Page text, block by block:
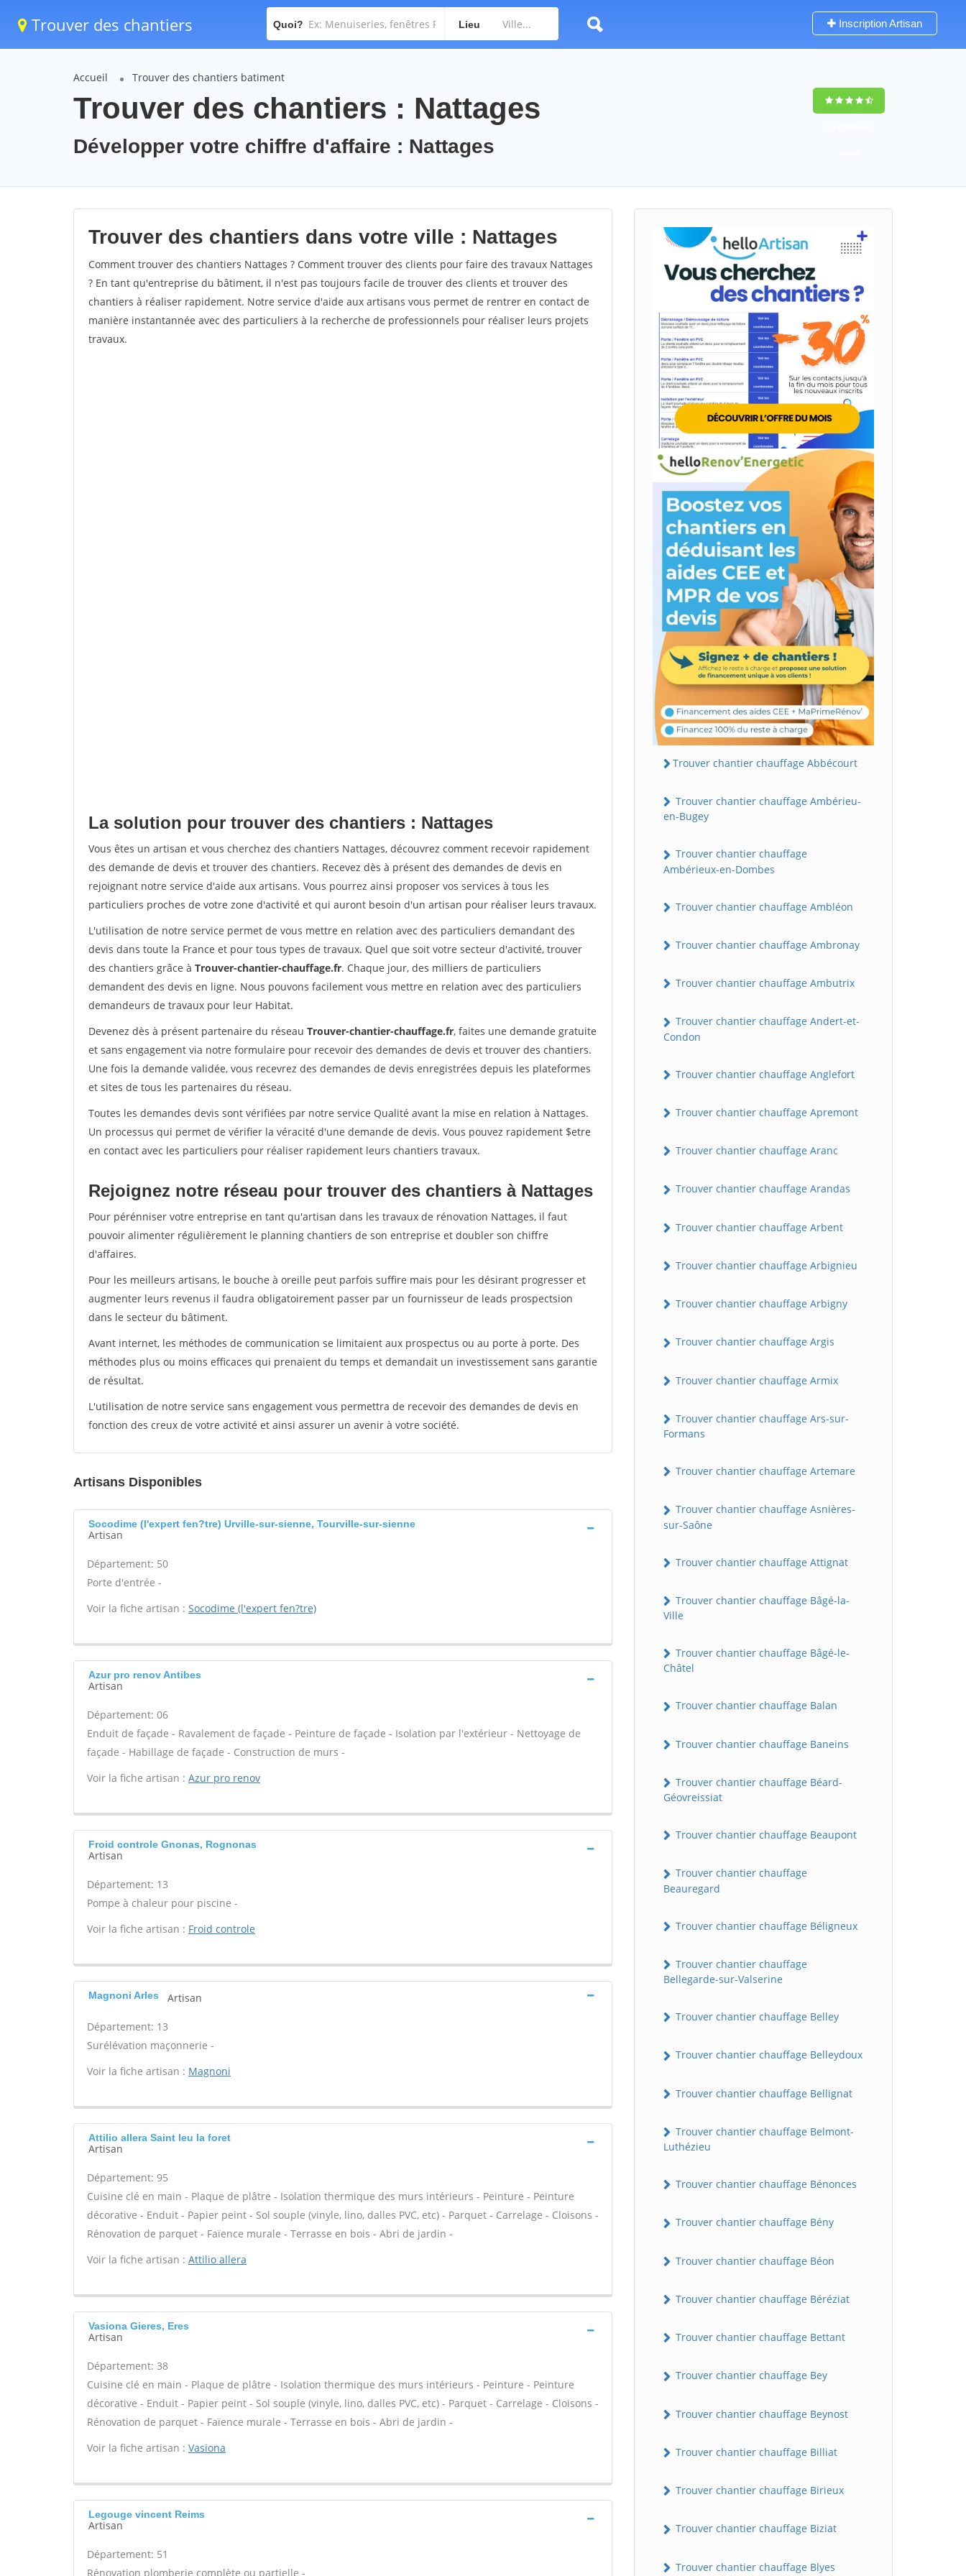
Trouver des chantiers Quoi? Lieu Inscription Artisan
Accueil Trouver des chantiers batiment
Trouver des chantiers : Nattages
Développer votre chiffre d'affaire : Nattages
Trouver des chantiers dans votre ville : Nattages
Comment trouver des chantiers Nattages ? Comment trouver des clients pour faire des travaux Nattages
? En tant qu'entreprise du bâtiment, il n'est pas toujours facile de trouver des clients et trouver des
chantiers à réaliser rapidement. Notre service d'aide aux artisans vous permet de rentrer en contact de
manière instantannée avec des particuliers à la recherche de professionnels pour réaliser leurs projets
travaux.
La solution pour trouver des chantiers : Nattages
Vous êtes un artisan et vous cherchez des chantiers Nattages, découvrez comment recevoir rapidement
des demande de devis et trouver des chantiers. Recevez dès à présent des demandes de devis en
rejoignant notre service d'aide aux artisans. Vous pourrez ainsi proposer vos services à tous les
particuliers proches de votre zone d'activité et qui auront besoin d'un artisan pour réaliser leurs travaux.
L'utilisation de notre service permet de vous mettre en relation avec des particuliers demandant des
devis dans toute la France et pour tous types de travaux. Quel que soit votre secteur d'activité, trouver
des chantiers grâce à Trouver-chantier-chauffage.fr. Chaque jour, des milliers de particuliers
demandent des devis en ligne. Nous pouvons facilement vous mettre en relation avec des particuliers
demandeurs de travaux pour leur Habitat.
Devenez dès à présent partenaire du réseau Trouver-chantier-chauffage.fr, faites une demande gratuite
et sans engagement via notre formulaire pour recevoir des demandes de devis et trouver des chantiers.
Une fois la demande validée, vous recevrez des demandes de devis enregistrées depuis les plateformes
et sites de tous les partenaires du réseau.
Toutes les demandes devis sont vérifiées par notre service Qualité avant la mise en relation à Nattages.
Un processus qui permet de vérifier la véracité d'une demande de devis. Vous pouvez rapidement $etre
en contact avec les particuliers pour réaliser rapidement leurs chantiers travaux.
Rejoignez notre réseau pour trouver des chantiers à Nattages
Pour pérénniser votre entreprise en tant qu'artisan dans les travaux de rénovation Nattages, il faut
pouvoir alimenter régulièrement le planning chantiers de son entreprise et doubler son chiffre
d'affaires.
Pour les meilleurs artisans, le bouche à oreille peut parfois suffire mais pour les désirant progresser et
augmenter leurs revenus il faudra obligatoirement passer par un fournisseur de leads prospectsion
dans le secteur du bâtiment.
Avant internet, les méthodes de communication se limitaient aux prospectus ou au porte à porte. Des
méthodes plus ou moins efficaces qui prenaient du temps et demandait un investissement sans garantie
de résultat.
L'utilisation de notre service sans engagement vous permettra de recevoir des demandes de devis en
fonction des creux de votre activité et ainsi assurer un avenir à votre société.
Artisans Disponibles
Socodime (l'expert fen?tre) Urville-sur-sienne, Tourville-sur-sienne
Artisan
Département: 50
Porte d'entrée -
Voir la fiche artisan : Socodime (l'expert fen?tre)
Azur pro renov Antibes
Artisan
Département: 06
Enduit de façade - Ravalement de façade - Peinture de façade - Isolation par l'extérieur - Nettoyage de
façade - Habillage de façade - Construction de murs -
Voir la fiche artisan : Azur pro renov
Froid controle Gnonas, Rognonas
Artisan
Département: 13
Pompe à chaleur pour piscine -
Voir la fiche artisan : Froid controle
Magnoni Arles Artisan
Département: 13
Surélévation maçonnerie -
Voir la fiche artisan : Magnoni
Attilio allera Saint leu la foret
Artisan
Département: 95
Cuisine clé en main - Plaque de plâtre - Isolation thermique des murs intérieurs - Peinture - Peinture
décorative - Enduit - Papier peint - Sol souple (vinyle, lino, dalles PVC, etc) - Parquet - Carrelage - Cloisons -
Rénovation de parquet - Faïence murale - Terrasse en bois - Abri de jardin -
Voir la fiche artisan : Attilio allera
Vasiona Gieres, Eres
Artisan
Département: 38
Cuisine clé en main - Plaque de plâtre - Isolation thermique des murs intérieurs - Peinture - Peinture
décorative - Enduit - Papier peint - Sol souple (vinyle, lino, dalles PVC, etc) - Parquet - Carrelage - Cloisons -
Rénovation de parquet - Faïence murale - Terrasse en bois - Abri de jardin -
Voir la fiche artisan : Vasiona
Legouge vincent Reims
Artisan
Département: 51
Rénovation plomberie complète ou partielle -
Trouver chantier chauffage Abbécourt
Trouver chantier chauffage Ambérieu-
en-Bugey
Trouver chantier chauffage
Ambérieux-en-Dombes
Trouver chantier chauffage Ambléon
Trouver chantier chauffage Ambronay
Trouver chantier chauffage Ambutrix
Trouver chantier chauffage Andert-et-
Condon
Trouver chantier chauffage Anglefort
Trouver chantier chauffage Apremont
Trouver chantier chauffage Aranc
Trouver chantier chauffage Arandas
Trouver chantier chauffage Arbent
Trouver chantier chauffage Arbignieu
Trouver chantier chauffage Arbigny
Trouver chantier chauffage Argis
Trouver chantier chauffage Armix
Trouver chantier chauffage Ars-sur-
Formans
Trouver chantier chauffage Artemare
Trouver chantier chauffage Asnières-
sur-Saône
Trouver chantier chauffage Attignat
Trouver chantier chauffage Bâgé-la-
Ville
Trouver chantier chauffage Bâgé-le-
Châtel
Trouver chantier chauffage Balan
Trouver chantier chauffage Baneins
Trouver chantier chauffage Béard-
Géovreissiat
Trouver chantier chauffage Beaupont
Trouver chantier chauffage
Beauregard
Trouver chantier chauffage Béligneux
Trouver chantier chauffage
Bellegarde-sur-Valserine
Trouver chantier chauffage Belley
Trouver chantier chauffage Belleydoux
Trouver chantier chauffage Bellignat
Trouver chantier chauffage Belmont-
Luthézieu
Trouver chantier chauffage Bénonces
Trouver chantier chauffage Bény
Trouver chantier chauffage Béon
Trouver chantier chauffage Béréziat
Trouver chantier chauffage Bettant
Trouver chantier chauffage Bey
Trouver chantier chauffage Beynost
Trouver chantier chauffage Billiat
Trouver chantier chauffage Birieux
Trouver chantier chauffage Biziat
Trouver chantier chauffage Blyes